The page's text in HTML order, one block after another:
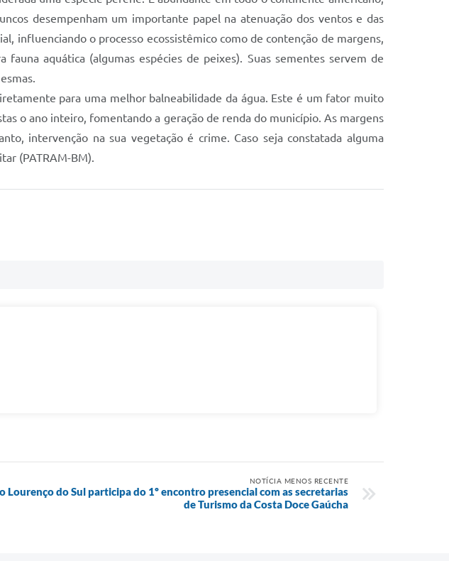
desempenham um importante papel na atenuação dos ventos e das
influenciando o processo ecossistêmico como de contenção de margens,
aquática (algumas espécies de peixes). Suas sementes servem de
para uma melhor balneabilidade da água. Este é um fator muito
o ano inteiro, fomentando a geração de renda do município. As margens
intervenção na sua vegetação é crime. Caso seja constatada alguma
(PATRAM-BM).
NOTÍCIA MENOS RECENTE
Lourenço do Sul participa do 1º encontro presencial com as secretarias
de Turismo da Costa Doce Gaúcha